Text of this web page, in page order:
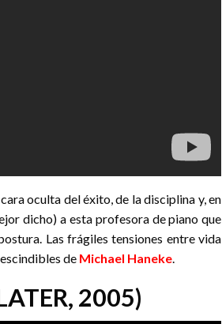
oculta del éxito, de la disciplina y, en
dicho) a esta profesora de piano que
Las frágiles tensiones entre vida
de Michael Haneke.
2005)